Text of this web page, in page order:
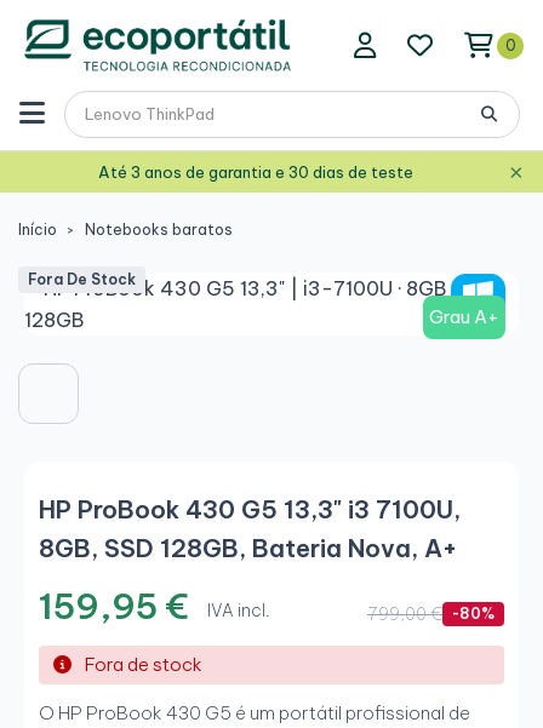
0
Até 3 anos de garantia e 30 dias de teste ×
Início Notebooks baratos
Grau A+
Fora De Stock
HP ProBook 430 G5 13,3" i3 7100U,
8GB, SSD 128GB, Bateria Nova, A+
159,95 € IVA incl. 799,00 € -80%
Fora de stock
O HP ProBook 430 G5 é um portátil profissional de